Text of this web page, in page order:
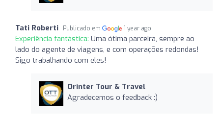
Tati Roberti Publicado em 1 year ago
Experiência fantástica: Uma ótima parceira, sempre ao
lado do agente de viagens, e com operações redondas!
Sigo trabalhando com eles!
Orinter Tour & Travel
Agradecemos o feedback :)